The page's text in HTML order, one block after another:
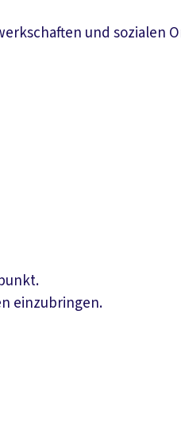
und sozialen
einzubringen.